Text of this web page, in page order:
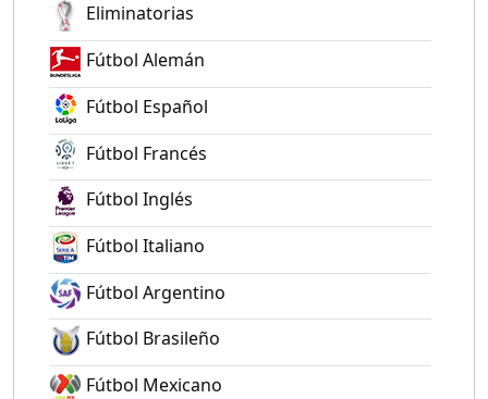
Eliminatorias
Fútbol Alemán
Fútbol Español
Fútbol Francés
Fútbol Inglés
Fútbol Italiano
Fútbol Argentino
Fútbol Brasileño
Fútbol Mexicano